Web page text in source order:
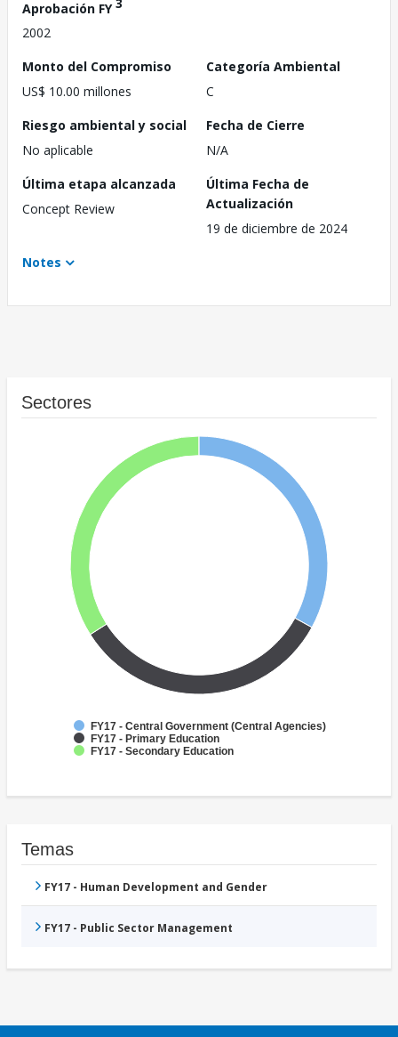
Aprobación FY
2002
Monto del Compromiso
US$ 10.00 millones
Categoría Ambiental
C
Riesgo ambiental y social
No aplicable
Fecha de Cierre
N/A
Última etapa alcanzada
Concept Review
Última Fecha de
Actualización
19 de diciembre de 2024
Notes
Sectores
FY17 - Central Government (Central Agencies)
FY17 - Primary Education
FY17 - Secondary Education
Temas
FY17 - Human Development and Gender
FY17 - Public Sector Management